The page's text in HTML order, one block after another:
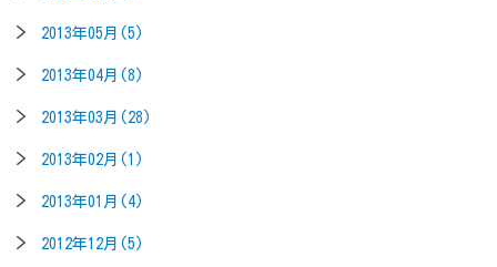
2013年05月(5)
2013年04月(8)
2013年03月(28)
2013年02月(1)
2013年01月(4)
2012年12月(5)